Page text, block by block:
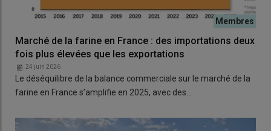
Marché de la farine en France : des importations deux
fois plus élevées que les exportations
24 juin 2026
Le déséquilibre de la balance commerciale sur le marché de la
farine en France s’amplifie en 2025, avec des…